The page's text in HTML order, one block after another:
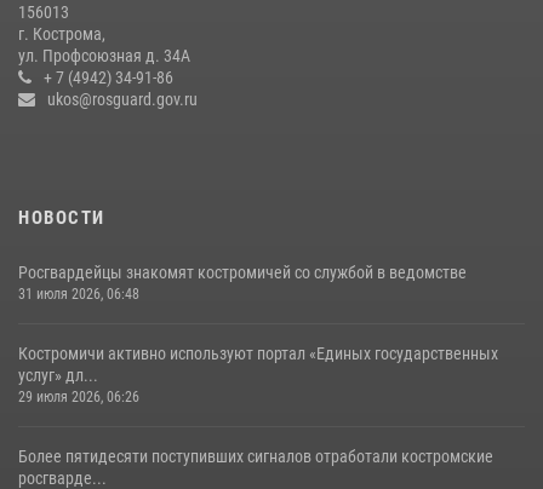
13 правонарушений пресекли сотрудники вневедомственной
охраны Росгвардии за последнюю неделю в Костроме
14 июля 2026, 06:44
156013
г. Кострома,
ул. Профсоюзная д. 34А
+ 7 (4942) 34-91-86
ukos@rosguard.gov.ru
НОВОСТИ
Росгвардейцы знакомят костромичей со службой в ведомстве
31 июля 2026, 06:48
Костромичи активно используют портал «Единых государственных
услуг» дл...
29 июля 2026, 06:26
Более пятидесяти поступивших сигналов отработали костромские
росгварде...